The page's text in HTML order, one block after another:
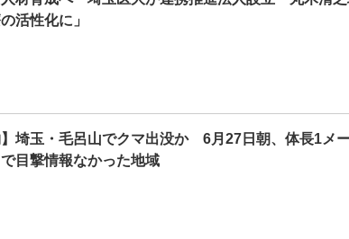
活性化に」
】埼玉・毛呂山でクマ出没か 6月27日朝、体長1メ
目撃情報なかった地域